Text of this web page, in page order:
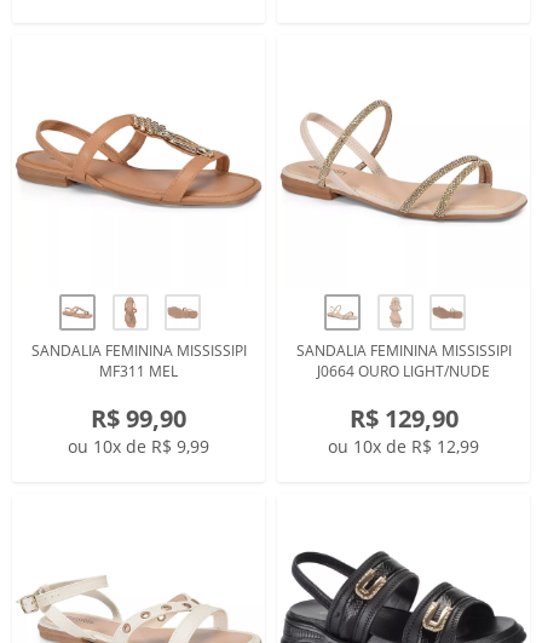
SANDALIA FEMININA MISSISSIPI
MF311 MEL
R$ 99,90
ou 10x de R$ 9,99
SANDALIA FEMININA MISSISSIPI
J0664 OURO LIGHT/NUDE
R$ 129,90
ou 10x de R$ 12,99